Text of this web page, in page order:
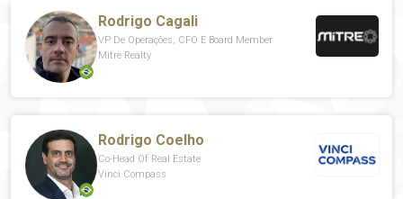
Rodrigo Cagali
VP De Operações, CFO E Board Member
Mitre Realty
Rodrigo Coelho
Co-Head Of Real Estate
Vinci Compass